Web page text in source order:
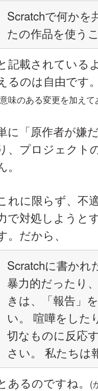
Scratchで何かを
たの作品を使う
記載されている
るのは自由です
味のある変更を加え
に「原作者が嫌
、プロジェクト
。
れに限らず、不
で対処しようと
。だから、
Scratchに書かれ
暴力的だったり
きは、「報告」
い。 喧嘩をした
切なものに反応
さい。 私たちは
あるのですね。
(